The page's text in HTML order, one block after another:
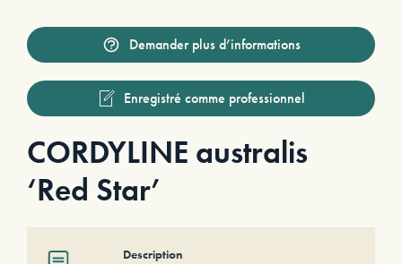
Demander plus d’informations
Enregistré comme professionnel
CORDYLINE australis
‘Red Star’
Description